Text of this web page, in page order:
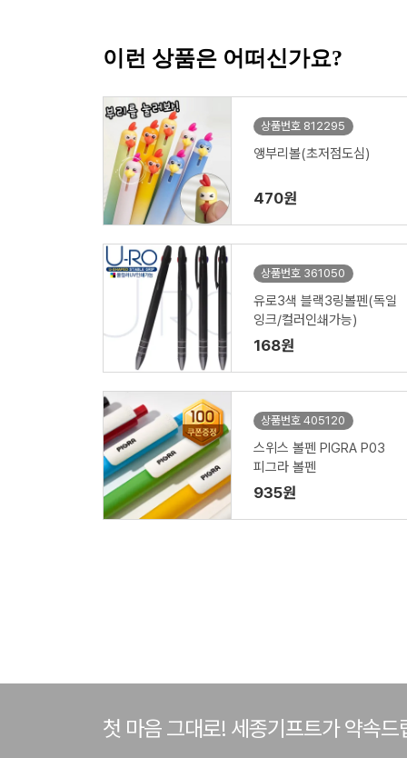
이런 상품은 어떠신가요?
상품번호 812295
앵부리볼(초저점도심)
470원
상품번호 361050
유로3색 블랙3링볼펜(독일
잉크/컬러인쇄가능)
168원
상품번호 405120
스위스 볼펜 PIGRA P03
피그라 볼펜
935원
첫 마음 그대로! 세종기프트가 약속드